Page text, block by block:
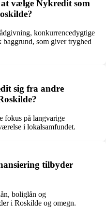
vælge Nykredit som
konkurrencedygtige
som giver tryghed
sig fra andre
fokus på langvarige
i lokalsamfundet.
tilbyder
boliglån og
i Roskilde og omegn.